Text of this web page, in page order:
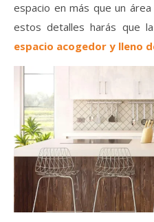
espacio en más que un
estos detalles harás que
espacio acogedor y lleno